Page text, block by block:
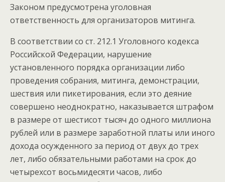
Законом предусмотрена уголовная
ответственность для организаторов митинга.
В соответствии со ст. 212.1 Уголовного кодекса
Российской Федерации, нарушение
установленного порядка организации либо
проведения собрания, митинга, демонстрации,
шествия или пикетирования, если это деяние
совершено неоднократно, наказывается штрафом
в размере от шестисот тысяч до одного миллиона
рублей или в размере заработной платы или иного
дохода осужденного за период от двух до трех
лет, либо обязательными работами на срок до
четырехсот восьмидесяти часов, либо